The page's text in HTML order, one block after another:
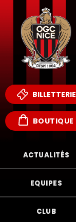
BILLETTERIE
BOUTIQUE
ACTUALITÉS
EQUIPES
CLUB